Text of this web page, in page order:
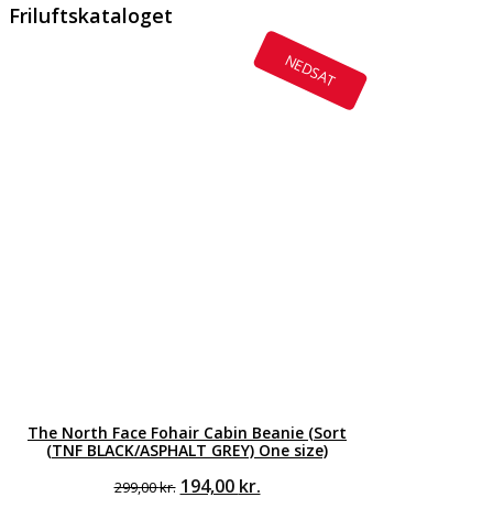
Friluftskataloget
NEDSAT
The North Face Fohair Cabin Beanie (Sort
(TNF BLACK/ASPHALT GREY) One size)
299,00kr. Den
194,00 kr.Den